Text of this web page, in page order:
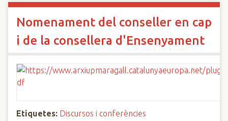
Nomenament del conseller en cap
i de la consellera d'Ensenyament
Etiquetes: Discursos i conferències